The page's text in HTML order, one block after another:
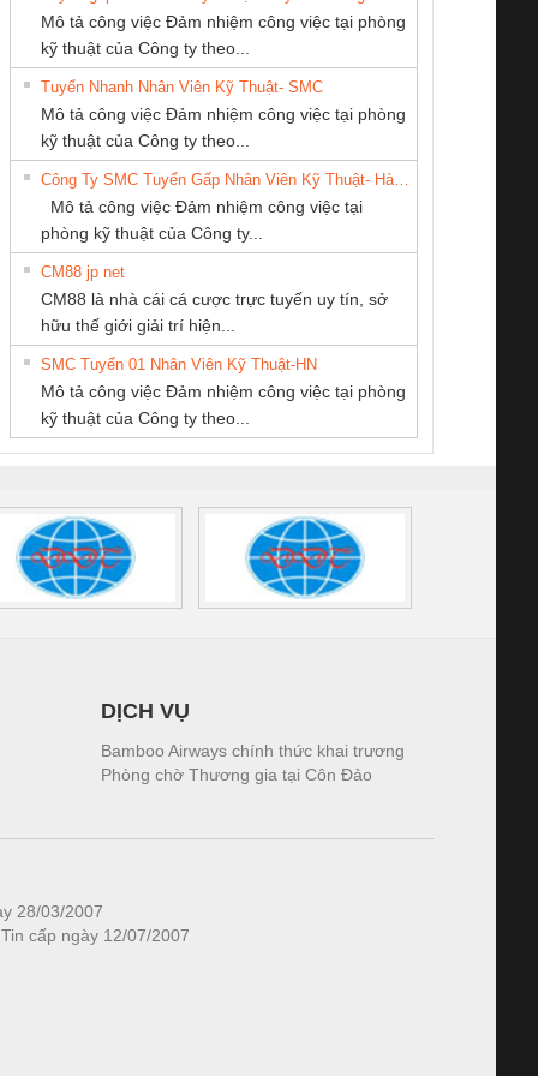
An Toàn
Contact
– PSR-
SCP-
FSP/2X1/1X2
sát chuỗi
tấm pin
16I+
(2502520000)
Bộ giám sát chuỗi
tấm pin
TRANSCLINIC 16I+
1K5 L (2433950000)
Bộ giám sát dòng
TRANSCLINIC 16I+
(2008130000)
điện TRANSCLINIC
BKE 1K5.4
(7791400879)2. Giá
Nẹp nhôm chống
trơn Đà Nẵng
TY CP TỰ
TIẾN
CÔNG TY TNHH
THƯƠNG MẠI
THIÊN ÂN VIỆT
NAM
CÔNG TY TNHH
VIỆT NAM
TY TNHH
DOANH
VỤ XNK
NAM
TM-DV DAI DONG
THANH
THIẾT BỊ CÔNG
NAM
Mô tả công việc Đảm nhiệm công việc tại phòng
kỹ thuật của Công ty theo...
Tuyển Nhanh Nhân Viên Kỹ Thuật- SMC
Mô tả công việc Đảm nhiệm công việc tại phòng
kỹ thuật của Công ty theo...
Công Ty SMC Tuyển Gấp Nhân Viên Kỹ Thuật- Hà Nội
Mô tả công việc Đảm nhiệm công việc tại
phòng kỹ thuật của Công ty...
CM88 jp net
CM88 là nhà cái cá cược trực tuyến uy tín, sở
hữu thế giới giải trí hiện...
SMC Tuyển 01 Nhân Viên Kỹ Thuật-HN
Mô tả công việc Đảm nhiệm công việc tại phòng
kỹ thuật của Công ty theo...
DỊCH VỤ
Bamboo Airways chính thức khai trương
Phòng chờ Thương gia tại Côn Đảo
28/03/2007
cấp ngày 12/07/2007